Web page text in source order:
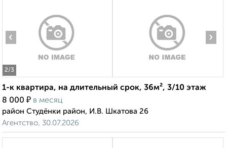
2/3
‹ ›
1-к квартира, на длительный срок, 36м², 3/10 этаж
8 000 ₽ в месяц
район Студёнки район, И.В. Шкатова 26
Агентство, 30.07.2026